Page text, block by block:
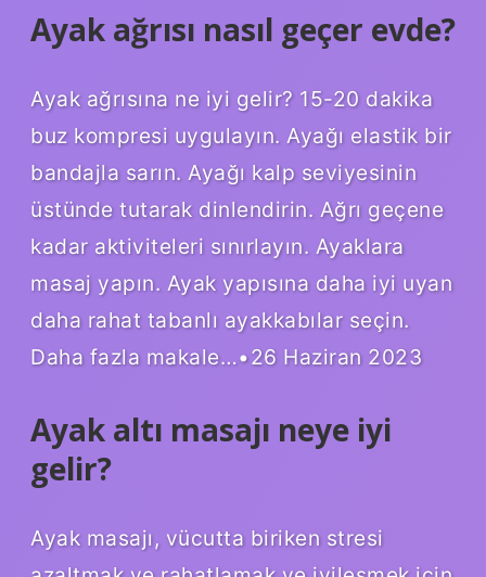
Ayak ağrısı nasıl geçer evde?
Ayak ağrısına ne iyi gelir? 15-20 dakika
buz kompresi uygulayın. Ayağı elastik bir
bandajla sarın. Ayağı kalp seviyesinin
üstünde tutarak dinlendirin. Ağrı geçene
kadar aktiviteleri sınırlayın. Ayaklara
masaj yapın. Ayak yapısına daha iyi uyan
daha rahat tabanlı ayakkabılar seçin.
Daha fazla makale…•26 Haziran 2023
Ayak altı masajı neye iyi
gelir?
Ayak masajı, vücutta biriken stresi